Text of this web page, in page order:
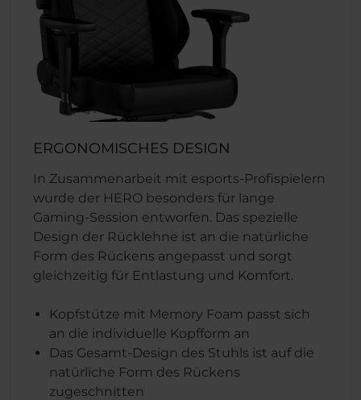
ERGONOMISCHES DESIGN
In Zusammenarbeit mit esports-Profispielern
wurde der HERO besonders für lange
Gaming-Session entworfen. Das spezielle
Design der Rücklehne ist an die natürliche
Form des Rückens angepasst und sorgt
gleichzeitig für Entlastung und Komfort.
Kopfstütze mit Memory Foam passt sich
an die individuelle Kopfform an
Das Gesamt-Design des Stuhls ist auf die
natürliche Form des Rückens
zugeschnitten